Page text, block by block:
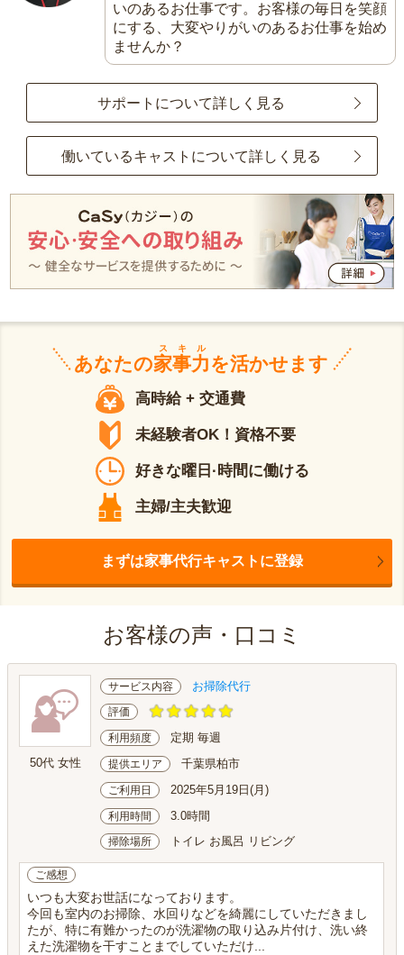
いのあるお仕事です。お客様の毎日を笑顔
にする、大変やりがいのあるお仕事を始め
ませんか？
サポートについて詳しく見る
働いているキャストについて詳しく見る
あなたの家事力
スキル
を活かせます
高時給 + 交通費
未経験者OK！資格不要
好きな曜日·時間に働ける
主婦/主夫歓迎
まずは家事代行キャストに登録
お客様の声・口コミ
50代 女性
サービス内容 お掃除代行
評価
利用頻度 定期 毎週
提供エリア 千葉県柏市
ご利用日 2025年5月19日(月)
利用時間 3.0時間
掃除場所 トイレ お風呂 リビング
ご感想
いつも大変お世話になっております。
今回も室内のお掃除、水回りなどを綺麗にしていただきまし
たが、特に有難かったのが洗濯物の取り込み片付け、洗い終
えた洗濯物を干すことまでしていただけ...